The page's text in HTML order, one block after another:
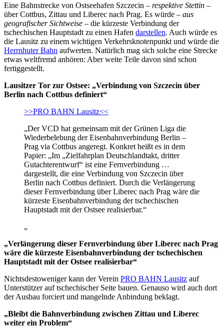
Eine Bahnstrecke von Ostseehafen Szczecin – respektive Stettin –
über Cottbus, Zittau und Liberec nach Prag. Es würde – aus
geografischer Sichtweise – die kürzeste Verbindung der
tschechischen Hauptstadt zu einen Hafen darstellen. Auch würde es
die Lausitz zu einem wichtigen Verkehrsknotenpunkt und würde die
Herrnhuter Bahn aufwerten. Natürlich mag sich solche eine Strecke
etwas weltfremd anhören: Aber weite Teile davon sind schon
fertiggestellt.
Lausitzer Tor zur Ostsee: „Verbindung von Szczecin über
Berlin nach Cottbus definiert“
>>PRO BAHN Lausitz<<
„Der VCD hat gemeinsam mit der Grünen Liga die
Wiederbelebung der Eisenbahnverbindung Berlin –
Prag via Cottbus angeregt. Konkret heißt es in dem
Papier: „Im „Zielfahrplan Deutschlandtakt, dritter
Gutachterentwurf“ ist eine Fernverbindung …
dargestellt, die eine Verbindung von Szczecin über
Berlin nach Cottbus definiert. Durch die Verlängerung
dieser Fernverbindung über Liberec nach Prag wäre die
kürzeste Eisenbahnverbindung der tschechischen
Hauptstadt mit der Ostsee realisierbar.“
„
„Verlängerung dieser Fernverbindung über Liberec nach Prag
wäre die kürzeste Eisenbahnverbindung der tschechischen
Hauptstadt mit der Ostsee realisierbar“
Nichtsdestoweniger kann der Verein PRO BAHN Lausitz auf
Unterstützer auf tschechischer Seite bauen. Genauso wird auch dort
der Ausbau forciert und mangelnde Anbindung beklagt.
„Bleibt die Bahnverbindung zwischen Zittau und Liberec
weiter ein Problem“